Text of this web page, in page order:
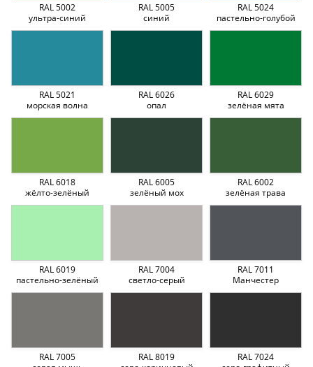
RAL 5002
ультра-синий
RAL 5005
синий
RAL 5024
пастельно-голубой
RAL 5021
морская волна
RAL 6026
опал
RAL 6029
зелёная мята
RAL 6018
жёлто-зелёный
RAL 6005
зелёный мох
RAL 6002
зелёная трава
RAL 6019
пастельно-зелёный
RAL 7004
светло-серый
RAL 7011
Манчестер
RAL 7005
RAL 8019
RAL 7024